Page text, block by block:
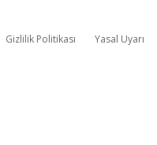
Gizlilik Politikası Yasal Uyarı